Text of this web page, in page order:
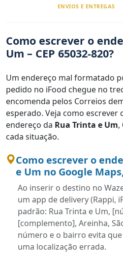
ENVIOS E ENTREGAS
Como escrever o
Um – CEP 65032-820?
Um endereço mal formatado
pedido no iFood chegue no
encomenda pelos Correios
esperado. Veja como escrever
endereço da Rua Trinta e Um,
cada situação.
Como escrever o
e Um no Google
Ao inserir o destino no
um app de delivery (Rappi,
padrão: Rua Trinta e Um,
[complemento], Areinha,
número e o bairro evita
uma localização errada.